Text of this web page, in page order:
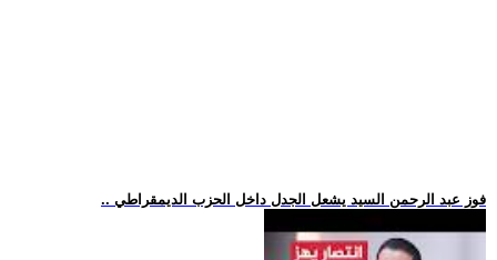
.. فوز عبد الرحمن السيد يشعل الجدل داخل الحزب الديمقراطي